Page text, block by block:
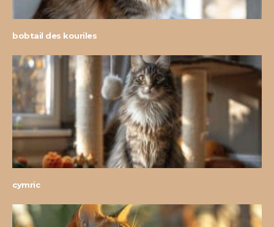
bobtail des kouriles
cymric